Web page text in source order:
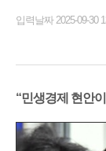
입력날짜 2025-09-30
“민생경제 현안